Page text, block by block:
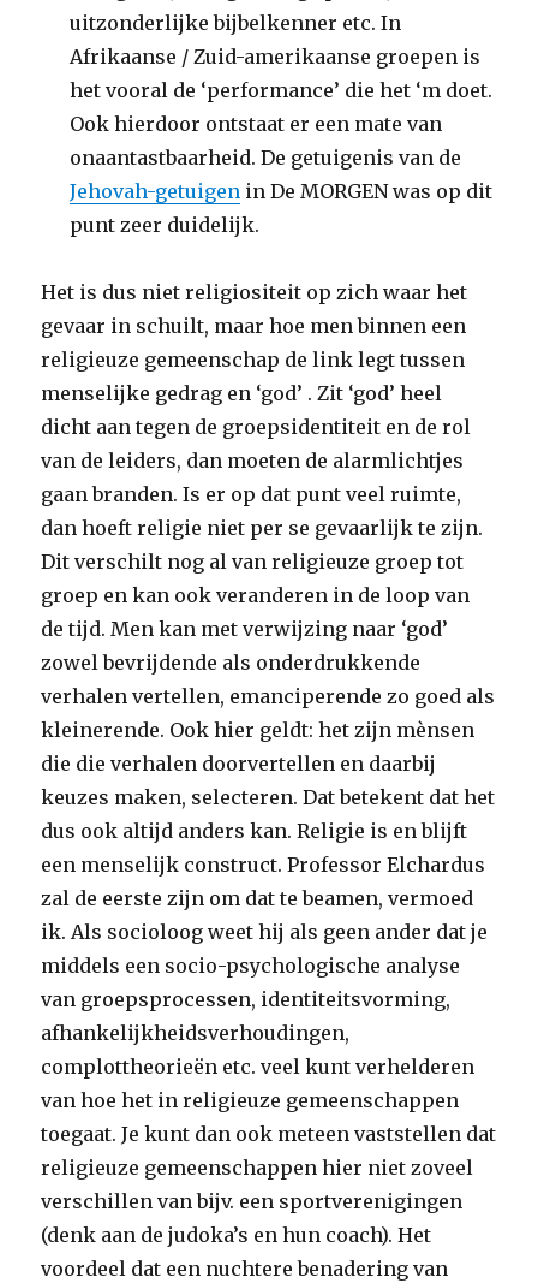
uitzonderlijke bijbelkenner etc. In
Afrikaanse / Zuid-amerikaanse groepen is
het vooral de ‘performance’ die het ‘m doet.
Ook hierdoor ontstaat er een mate van
onaantastbaarheid. De getuigenis van de
Jehovah-getuigen in De MORGEN was op dit
punt zeer duidelijk.
Het is dus niet religiositeit op zich waar het
gevaar in schuilt, maar hoe men binnen een
religieuze gemeenschap de link legt tussen
menselijke gedrag en ‘god’ . Zit ‘god’ heel
dicht aan tegen de groepsidentiteit en de rol
van de leiders, dan moeten de alarmlichtjes
gaan branden. Is er op dat punt veel ruimte,
dan hoeft religie niet per se gevaarlijk te zijn.
Dit verschilt nog al van religieuze groep tot
groep en kan ook veranderen in de loop van
de tijd. Men kan met verwijzing naar ‘god’
zowel bevrijdende als onderdrukkende
verhalen vertellen, emanciperende zo goed als
kleinerende. Ook hier geldt: het zijn mènsen
die die verhalen doorvertellen en daarbij
keuzes maken, selecteren. Dat betekent dat het
dus ook altijd anders kan. Religie is en blijft
een menselijk construct. Professor Elchardus
zal de eerste zijn om dat te beamen, vermoed
ik. Als socioloog weet hij als geen ander dat je
middels een socio-psychologische analyse
van groepsprocessen, identiteitsvorming,
afhankelijkheidsverhoudingen,
complottheorieën etc. veel kunt verhelderen
van hoe het in religieuze gemeenschappen
toegaat. Je kunt dan ook meteen vaststellen dat
religieuze gemeenschappen hier niet zoveel
verschillen van bijv. een sportverenigingen
(denk aan de judoka’s en hun coach). Het
voordeel dat een nuchtere benadering van